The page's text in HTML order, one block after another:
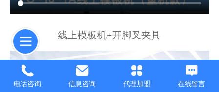
线上模板机+开脚叉夹具
电话咨询 信息咨询 代理加盟 在线留言